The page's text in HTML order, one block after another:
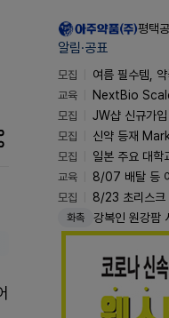
알림·공표
모집
여름 필수템,
교육
NextBio
모집
JW샵 신규가
모집
신약 등재
모집
일본 주요 대학
교육
8/07 배탈 등
모집
8/23 초리스크
화촉 강복인 원강팜